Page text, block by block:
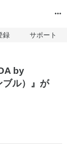
録 サポート
by
ル）』が